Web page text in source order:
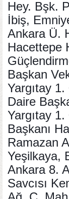
Hey. Bşk.
İbiş,
Ankara Ü.
Hacettepe
Başkan
Yargıtay
Daire
Yargıtay
Başkanı
Ramazan
Yeşilkaya,
Ankara 8.
Savcısı